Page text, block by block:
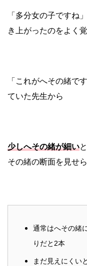
「多分女の子ですね
き上がったのをよく
「これがへその緒で
ていた先生から
少しへその緒が細い
その緒の断面を見せら
通常はへその緒
りだと2本
まだ見えにくい